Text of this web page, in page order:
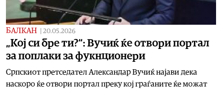
БАЛКАН 20.05.2026
„Кој си бре ти?“: Вучиќ ќе отвори портал
за поплаки за фукнционери
Српскиот претседател Александар Вучиќ најави дека
наскоро ќе отвори портал преку кој граѓаните ќе можат